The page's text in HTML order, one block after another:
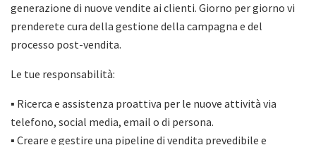
generazione di nuove vendite ai clienti. Giorno per giorno vi
prenderete cura della gestione della campagna e del
processo post-vendita.
Le tue responsabilità:
▪ Ricerca e assistenza proattiva per le nuove attività via
telefono, social media, email o di persona.
▪ Creare e gestire una pipeline di vendita prevedibile e